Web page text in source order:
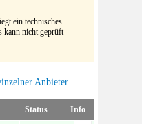
ein technisches
kann nicht geprüft